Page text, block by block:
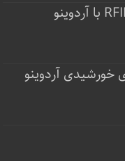
خورشیدی آردوینو